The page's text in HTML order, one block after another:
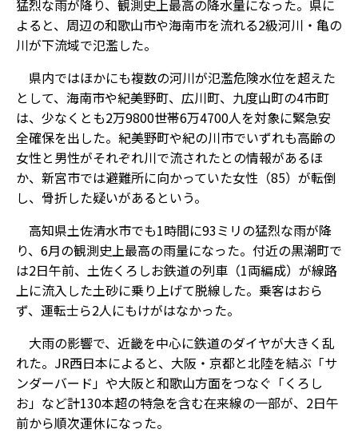
猛烈な雨が降り、観測史上最高の降水量になった。県に
よると、周辺の和歌山市や海南市を流れる2級河川・亀の
川が下流域で氾濫した。
県内ではほかにも複数の河川が氾濫危険水位を超えた
として、海南市や紀美野町、広川町、九度山町の4市町
は、少なくとも2万9800世帯6万4700人を対象に緊急安
全確保を出した。紀美野町や紀の川市でいずれも高齢の
女性と男性がそれぞれ川で流されたとの情報があるほ
か、新宮市では避難所に向かっていた女性（85）が転倒
し、骨折した疑いがあるという。
高知県土佐清水市でも1時間に93ミリの猛烈な雨が降
り、6月の観測史上最高の雨量になった。付近の黒潮町で
は2日午前、土佐くろしお鉄道の列車（1両編成）が線路
上に流入した土砂に乗り上げて脱線した。乗客はおら
ず、運転士ら2人にもけがはなかった。
大雨の影響で、近畿を中心に鉄道のダイヤが大きく乱
れた。JR西日本によると、大阪・京都と北陸を結ぶ「サ
ンダーバード」や大阪と和歌山方面をつなぐ「くろし
お」など計130本超の特急を含む在来線の一部が、2日午
前から順次運休になった。